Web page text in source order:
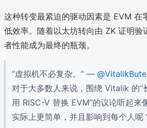
这种转变最紧迫的驱动因素是 EVM 在
低效率。随着以太坊转向由 ZK 证明验
者性能成为最终的瓶颈。
“虚拟机不必复杂。” —
对于大多数人来说，围绕 Vitalik 的“
用 RISC-V 替换 EVM”的议论听起来
实际上更简单，并且影响到每个人呢